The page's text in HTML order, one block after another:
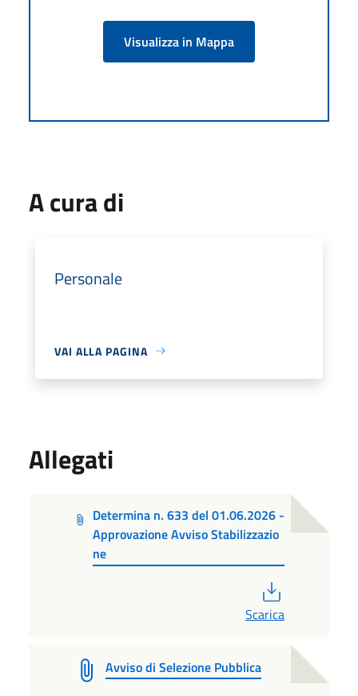
Visualizza in Mappa
A cura di
Personale
VAI ALLA PAGINA
Allegati
Determina n. 633 del 01.06.2026 -
Approvazione Avviso Stabilizzazio
ne
Scarica
Avviso di Selezione Pubblica